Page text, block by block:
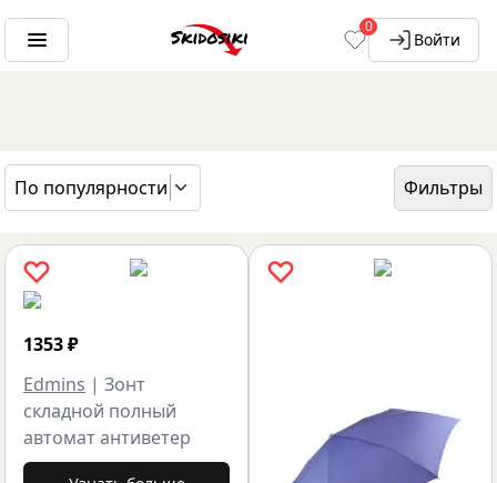
0
Войти
По популярности
Фильтры
ГЛАВНАЯ
БРЕНДЫ
1353₽
Edmins | Зонт
складной полный
автомат антиветер